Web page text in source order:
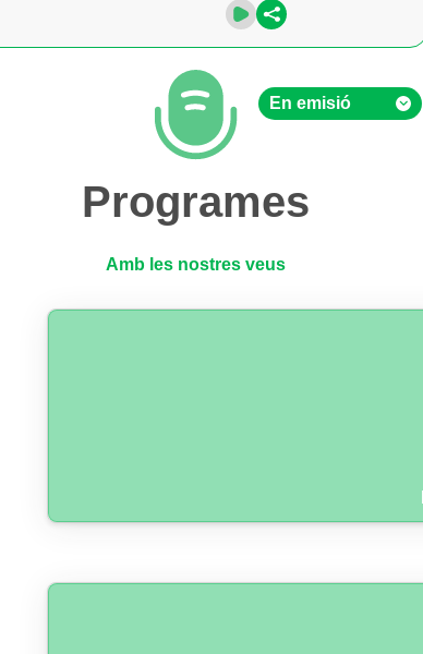
Programes
Amb les nostres veus
En emisió
Hemeroteca